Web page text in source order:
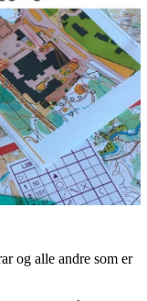
og alle andre som er